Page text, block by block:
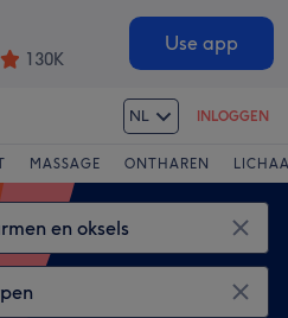
130K
Use app
NL INLOGGEN
MASSAGE ONTHAREN